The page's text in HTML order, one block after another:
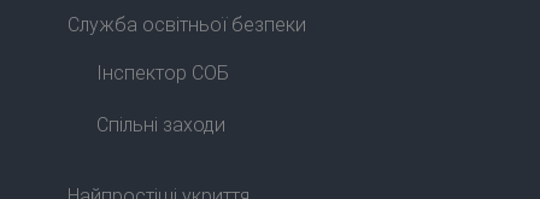
Служба освітньої безпеки
Інспектор СОБ
Спільні заходи